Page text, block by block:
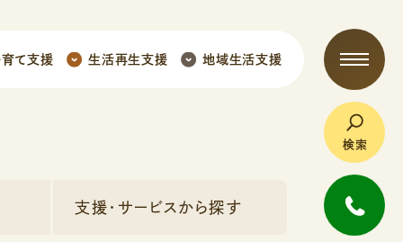
て支援 生活再生支援 地域生活支援
検索
支援・サービスから探す